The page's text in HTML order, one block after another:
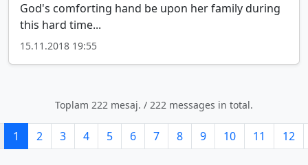
God's comforting hand be upon her family during
this hard time...
15.11.2018 19:55
Toplam 222 mesaj. / 222 messages in total.
1 2 3 4 5 6 7 8 9 10 11 12